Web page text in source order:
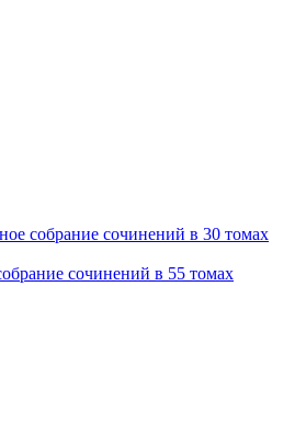
собрание сочинений в 30 томах